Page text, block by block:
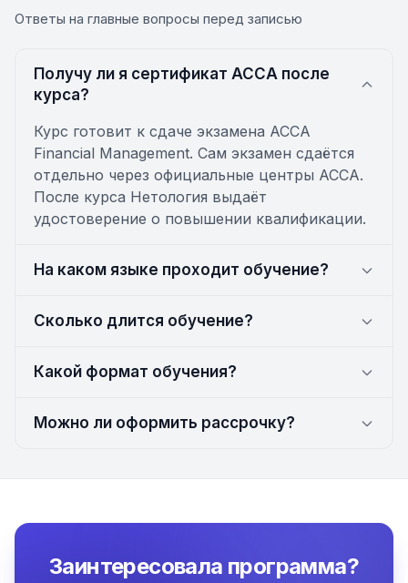
Ответы на главные вопросы перед записью
Получу ли я сертификат ACCA после
курса?
Курс готовит к сдаче экзамена ACCA
Financial Management. Сам экзамен сдаётся
отдельно через официальные центры ACCA.
После курса Нетология выдаёт
удостоверение о повышении квалификации.
На каком языке проходит обучение?
Сколько длится обучение?
Какой формат обучения?
Можно ли оформить рассрочку?
Заинтересовала программа?